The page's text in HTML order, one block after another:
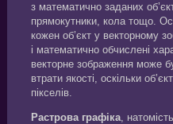
з математично заданих
прямокутники, кола тощо.
кожен об’єкт у векторному
і математично обчислені
векторне зображення може
втрати якості, оскільки
пікселів.
Растрова графіка,